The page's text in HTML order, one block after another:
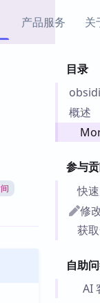
产品服务
出品的闪念笔记
关
目录
概述
参与
快
修
获
自助
AI